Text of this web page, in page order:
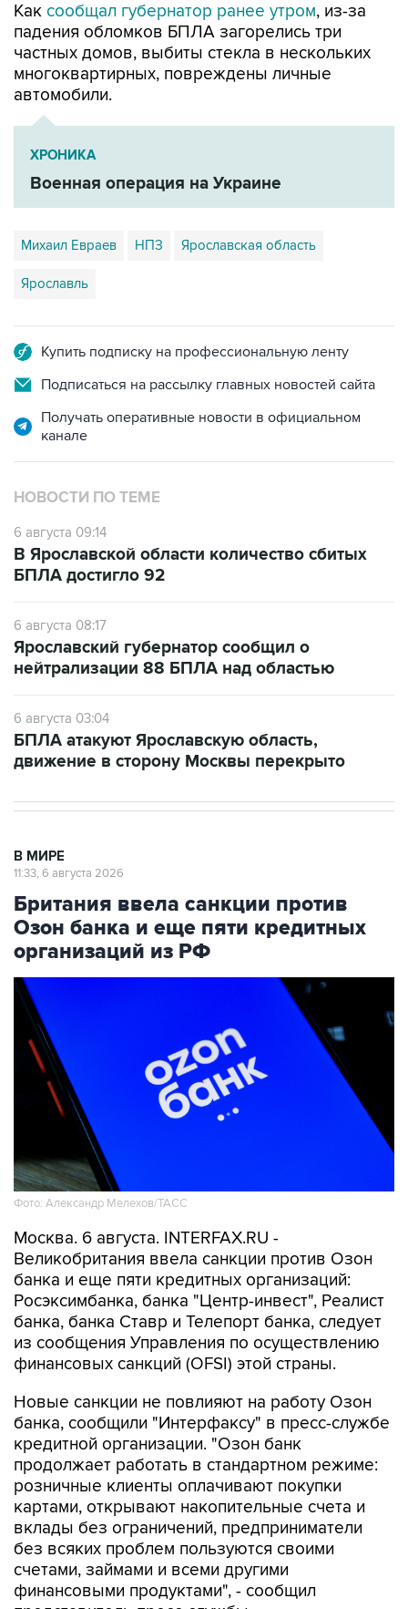
Как сообщал губернатор ранее утром, из-за
падения обломков БПЛА загорелись три
частных домов, выбиты стекла в нескольких
многоквартирных, повреждены личные
автомобили.
ХРОНИКА
Военная операция на Украине
Михаил Евраев НПЗ Ярославская область
Ярославль
Купить подписку на профессиональную ленту
Подписаться на рассылку главных новостей сайта
Получать оперативные новости в официальном
канале
НОВОСТИ ПО ТЕМЕ
6 августа 09:14
В Ярославской области количество сбитых
БПЛА достигло 92
6 августа 08:17
Ярославский губернатор сообщил о
нейтрализации 88 БПЛА над областью
6 августа 03:04
БПЛА атакуют Ярославскую область,
движение в сторону Москвы перекрыто
В МИРЕ
11:33, 6 августа 2026
Британия ввела санкции против
Озон банка и еще пяти кредитных
организаций из РФ
Фото: Александр Мелехов/ТАСС
Москва. 6 августа. INTERFAX.RU -
Великобритания ввела санкции против Озон
банка и еще пяти кредитных организаций:
Росэксимбанка, банка "Центр-инвест", Реалист
банка, банка Ставр и Телепорт банка, следует
из сообщения Управления по осуществлению
финансовых санкций (OFSI) этой страны.
Новые санкции не повлияют на работу Озон
банка, сообщили "Интерфаксу" в пресс-службе
кредитной организации. "Озон банк
продолжает работать в стандартном режиме:
розничные клиенты оплачивают покупки
картами, открывают накопительные счета и
вклады без ограничений, предприниматели
без всяких проблем пользуются своими
счетами, займами и всеми другими
финансовыми продуктами", - сообщил